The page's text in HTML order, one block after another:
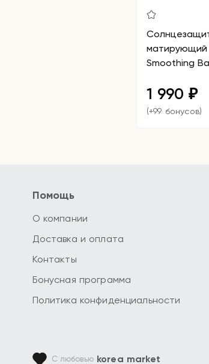
матирующий
Smoothing
1 990 ₽
(+99 бонусов)
Помощь
О компании
Доставка и оплата
Контакты
Бонусная программа
Политика конфиденциальности
С любовьюkorea market